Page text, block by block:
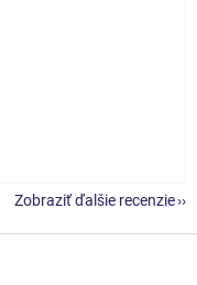
5 hviezdičiek.
5 hviezdičiek.
Zobraziť ďalšie recenzie